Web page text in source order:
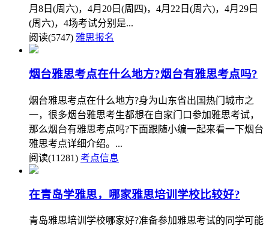
月8日(周六)，4月20日(周四)，4月22日(周六)，4月29日
(周六)，4场考试分别是...
阅读(5747) 雅思报名
烟台雅思考点在什么地方?烟台有雅思考点吗?
烟台雅思考点在什么地方?身为山东省出国热门城市之
一，很多烟台雅思考生都想在自家门口参加雅思考试，
那么烟台有雅思考点吗?下面跟随小编一起来看一下烟台
雅思考点详细介绍。...
阅读(11281) 考点信息
在青岛学雅思，哪家雅思培训学校比较好?
青岛雅思培训学校哪家好?准备参加雅思考试的同学可能